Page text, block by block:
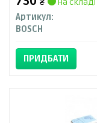
₴
на складі
Артикул:
BOSCH
ПРИДБАТИ